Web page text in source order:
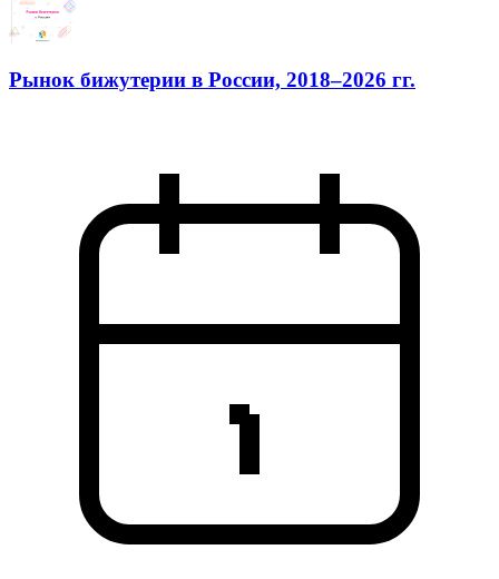
Рынок бижутерии в России, 2018–2026 гг.